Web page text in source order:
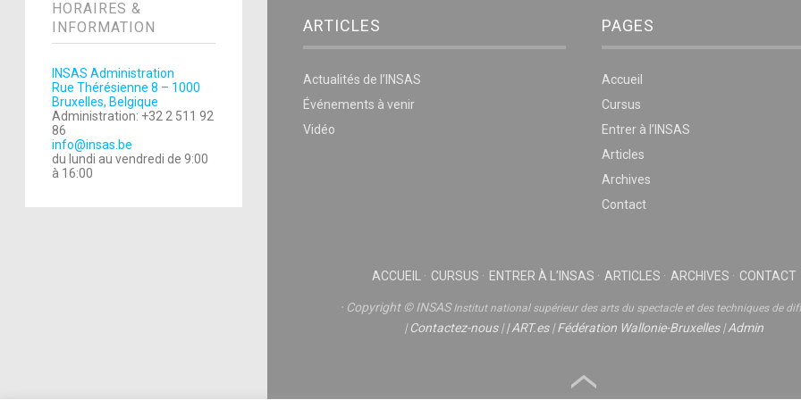
HORAIRES &
INFORMATION
INSAS Administration
Rue Thérésienne 8 – 1000
Bruxelles, Belgique
Administration: +32 2 511 92
86
info@insas.be
du lundi au vendredi de 9:00
à 16:00
ARTICLES
Actualités de l’INSAS
Événements à venir
Vidéo
PAGES
Accueil
Cursus
Entrer à l’INSAS
Articles
Archives
Contact
ACCUEIL CURSUS ENTRER À L’INSAS ARTICLES ARCHIVES CONTACT
Copyright © INSASInstitut national supérieur des arts du spectacle et des techniques de
|Contactez-nous||ART.es|Fédération Wallonie-Bruxelles|Admin